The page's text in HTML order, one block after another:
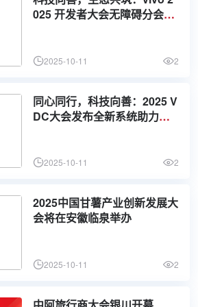
025 开发者大会无障碍分会场
2025-10-11 2
同心同行，科技向善：2025 V
DC大会发布全新系统助力无
2025-10-11 2
2025中国甘薯产业创新发展大
会将在安徽临泉举办
2025-10-11 2